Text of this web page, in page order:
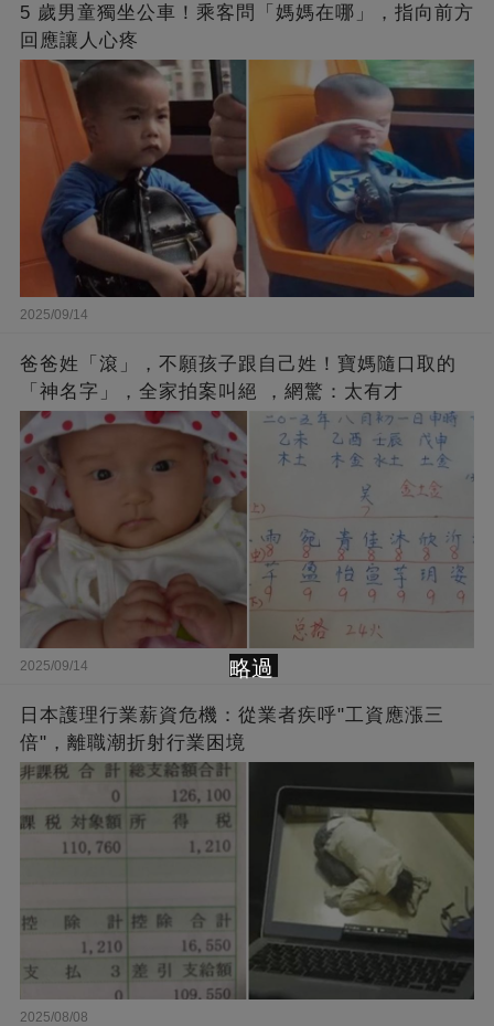
5 歲男童獨坐公車！乘客問「媽媽在哪」，指向前方
回應讓人心疼
2025/09/14
爸爸姓「滾」，不願孩子跟自己姓！寶媽隨口取的
「神名字」，全家拍案叫絕 ，網驚：太有才
2025/09/14
日本護理行業薪資危機：從業者疾呼"工資應漲三
倍"，離職潮折射行業困境
2025/08/08
略過